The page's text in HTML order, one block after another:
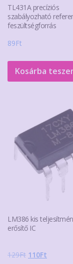
TL431A precíziós
szabályozható
feszültségforrás
89Ft
Kosárba
LM386 kis
erősítő IC
129Ft Original
110Ft